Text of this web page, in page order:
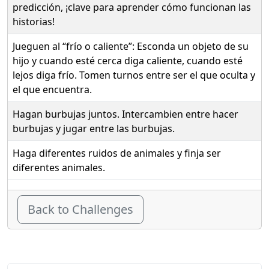
predicción, ¡clave para aprender cómo funcionan las
historias!
Jueguen al “frío o caliente”: Esconda un objeto de su
hijo y cuando esté cerca diga caliente, cuando esté
lejos diga frío. Tomen turnos entre ser el que oculta y
el que encuentra.
Hagan burbujas juntos. Intercambien entre hacer
burbujas y jugar entre las burbujas.
Haga diferentes ruidos de animales y finja ser
diferentes animales.
Back to Challenges